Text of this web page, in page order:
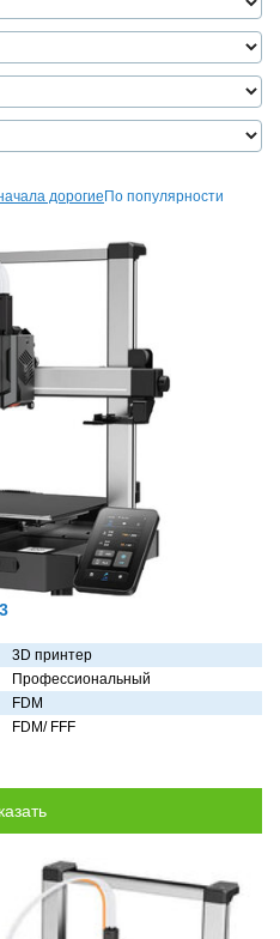
дорогие По популярности
3D принтер
Профессиональный
FDM
FDM/ FFF